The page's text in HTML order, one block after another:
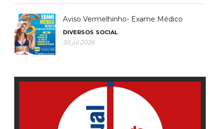
Aviso Vermelhinho- Exame Médico
DIVERSOS SOCIAL
30 jul 2026